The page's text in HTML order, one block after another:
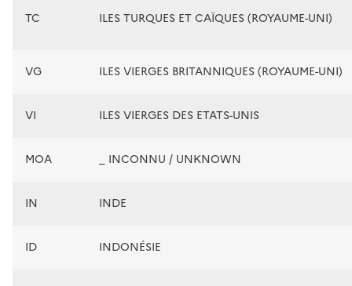
TC ILES TURQUES ET CAÏQUES (ROYAUME-UNI)
VG ILES VIERGES BRITANNIQUES (ROYAUME-UNI)
VI ILES VIERGES DES ETATS-UNIS
MOA _ INCONNU / UNKNOWN
IN INDE
ID INDONÉSIE